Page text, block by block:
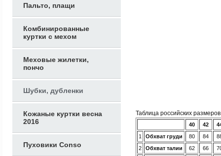
Таблица российских
40 42
1
Обхват груди 80 84
2
Обхват талии 62 66
Пальто, плащи
Комбинированные
куртки с мехом
Меховые жилетки,
пончо
Шубки, дубленки
Кожаные куртки весна
2016
Пуховики Conso